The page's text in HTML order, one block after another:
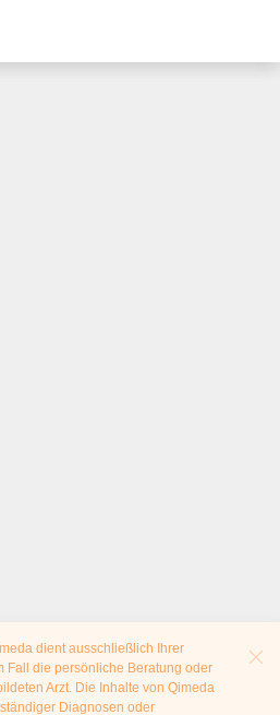
dient ausschließlich Ihrer
Fall die persönliche Beratung oder
Arzt. Die Inhalte von Qimeda
Diagnosen oder